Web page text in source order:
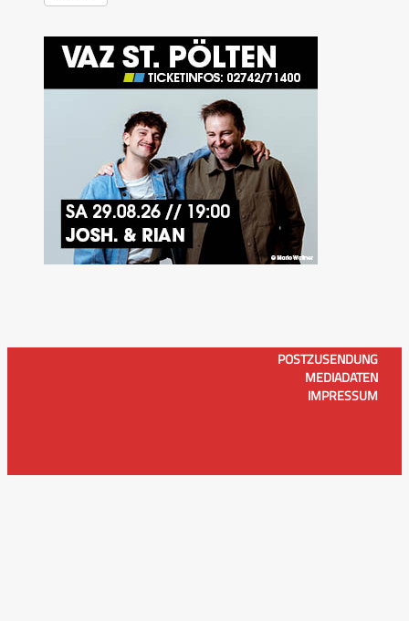
POSTZUSENDUNG
MEDIADATEN
IMPRESSUM